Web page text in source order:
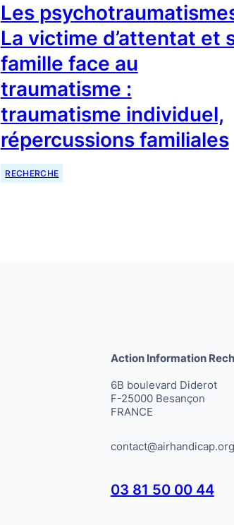
Les
La victime d’attentat et
famille face au
traumatisme :
traumatisme individuel,
répercussions familiales
RECHERCHE
Action Information
6B boulevard Diderot
F-25000 Besançon
FRANCE
contact@airhandicap.org
03 81 50 00 44